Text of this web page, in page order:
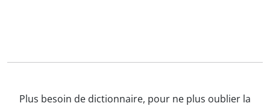
Plus besoin de dictionnaire, pour ne plus oublier la